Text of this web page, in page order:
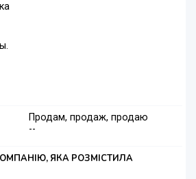
Продам, продаж, продаю
--
ЯКА РОЗМІСТИЛА